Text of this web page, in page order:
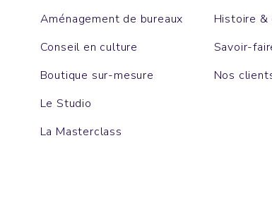
Aménagement de bureaux
Conseil en culture
Boutique sur-mesure
Le Studio
La Masterclass
Histoire &
Savoir-
Nos